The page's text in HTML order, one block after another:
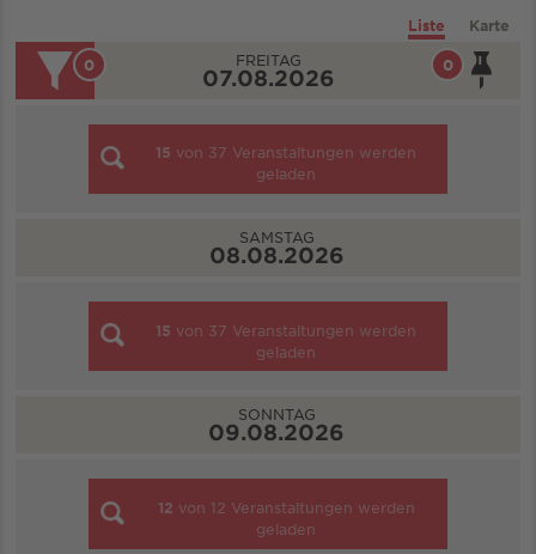
Liste Karte
0
0 FREITAG
07.08.2026
15 von 37 Veranstaltungen werden
geladen
SAMSTAG
08.08.2026
15 von 37 Veranstaltungen werden
geladen
SONNTAG
09.08.2026
12 von 12 Veranstaltungen werden
geladen